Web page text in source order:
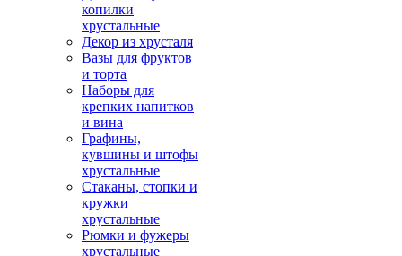
копилки
хрустальные
Декор из хрусталя
Вазы для фруктов
и торта
Наборы для
крепких напитков
и вина
Графины,
кувшины и штофы
хрустальные
Стаканы, стопки и
кружки
хрустальные
Рюмки и фужеры
хрустальные